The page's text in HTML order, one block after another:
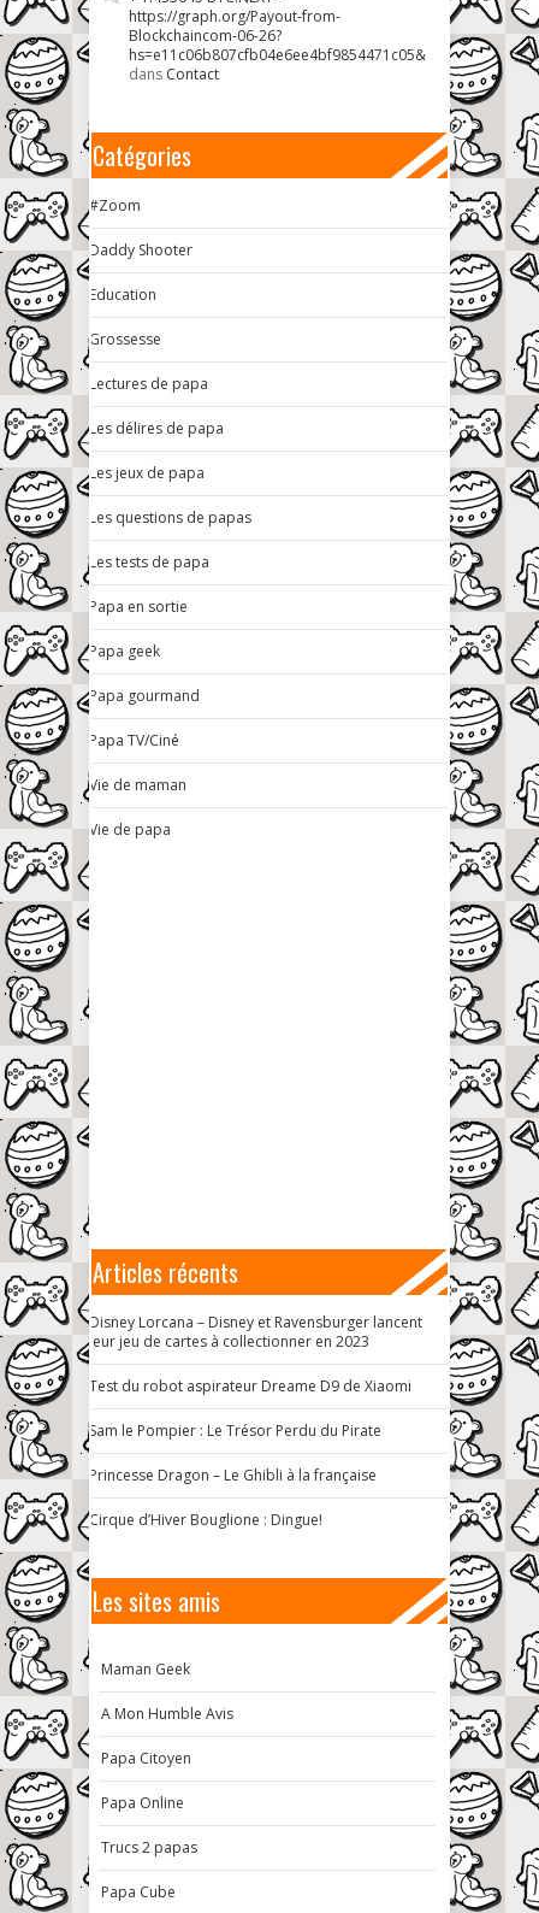
https://graph.org/Payout-from-
Blockchaincom-06-26?
hs=e11c06b807cfb04e6ee4bf9854471c05&
dans Contact
Catégories
#Zoom
Daddy Shooter
Education
Grossesse
Lectures de papa
Les délires de papa
Les jeux de papa
Les questions de papas
Les tests de papa
Papa en sortie
Papa geek
Papa gourmand
Papa TV/Ciné
Vie de maman
Vie de papa
Articles récents
Disney Lorcana – Disney et Ravensburger lancent
leur jeu de cartes à collectionner en 2023
Test du robot aspirateur Dreame D9 de Xiaomi
Sam le Pompier : Le Trésor Perdu du Pirate
Princesse Dragon – Le Ghibli à la française
Cirque d’Hiver Bouglione : Dingue!
Les sites amis
Maman Geek
A Mon Humble Avis
Papa Citoyen
Papa Online
Trucs 2 papas
Papa Cube